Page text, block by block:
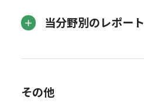
当分野別のレポート
その他